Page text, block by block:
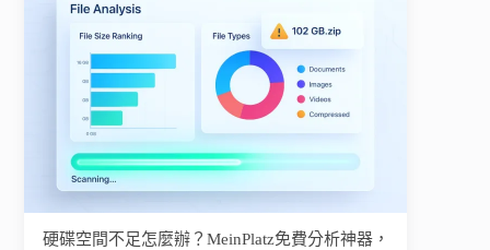
硬碟空間不足怎麼辦？MeinPlatz免費分析神器，